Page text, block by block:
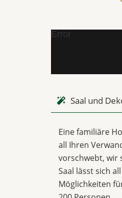
Error
Saal und
Eine familiäre
all Ihren
vorschwebt, wir
Saal lässt sich
Möglichkeiten